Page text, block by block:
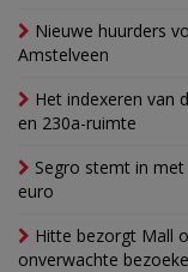
Nieuwe huurders
Amstelveen
Het indexeren van
en 230a-ruimte
Segro stemt in
euro
Hitte bezorgt Mall
onverwachte